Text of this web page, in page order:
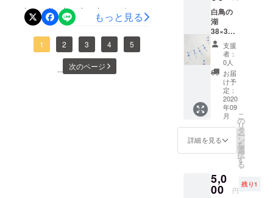
す。是非ご覧ください。イ
ンスタグラム
http://instagram.com/shibuta
_artsFacebook
http://www.facebook.com/ka
biz.cdn.ampproject.org/v/s/w
ww.ryutsuu.biz/store/l12021
9.html/amp?
amp_js_v=a3&amp;amp_gs
https://m.facebook.com/story.
php?
story_fbid=10158606412588
850&amp;id=96025353849
もっと見る
1 2 3 4 5
... 次のページ
白鳥の
湖
38×33c
m 紙に
アクリ
ル、イ
ンク
支援
者：
0人
お届
け予
定：
2020
年09
月
詳細を見る
こ
の
リ
タ
ー
ン
を
選
択
す
る
5,0
00 円
残り1